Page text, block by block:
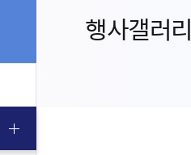
행사갤러리